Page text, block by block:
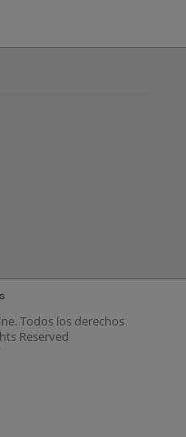
Todos los derechos
Reserved